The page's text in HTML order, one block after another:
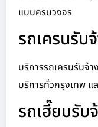
แบบครบวงจร
รถเครนรับ
บริการรถเครนรับจ้า
บริการทั่วกรุงเทพ แ
รถเฮี๊ยบรับ